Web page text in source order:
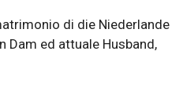
di die Niederlande
Dam ed attuale Husband,